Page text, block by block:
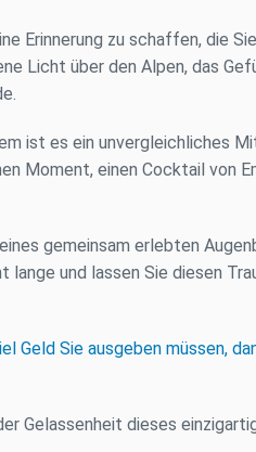
Erinnerung zu schaffen, die
Licht über den Alpen, das
ist es ein unvergleichliches
Moment, einen Cocktail von
gemeinsam erlebten
lange und lassen Sie diesen
Geld Sie ausgeben müssen,
Gelassenheit dieses